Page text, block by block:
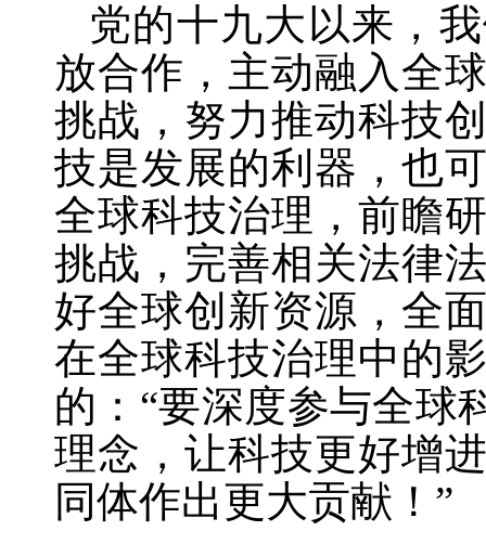
党的十九大以来，
放合作，主动融入全
挑战，努力推动科技
技是发展的利器，也
全球科技治理，前瞻
挑战，完善相关法律
好全球创新资源，全
在全球科技治理中的
的： “要深度参与全球
理念，让科技更好增
同体作出更大贡献！”